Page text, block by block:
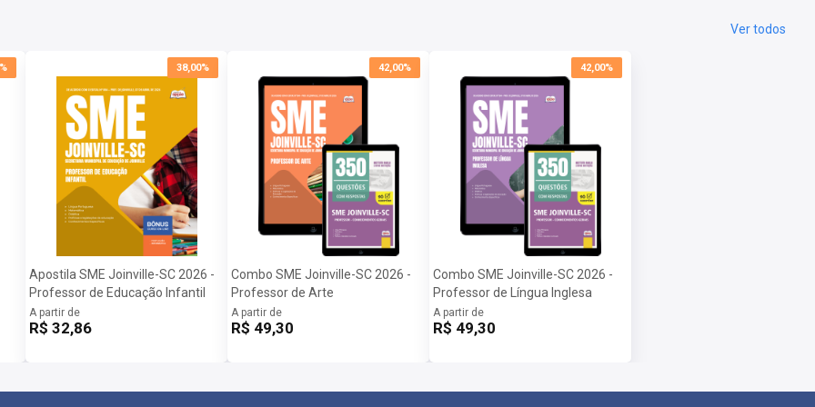
de recursos didáticos, comprometidos com a
sua preparação.
e temos um compromisso sólido em democratizar o
tecnologia para transformar vidas, e estamos aqui
uma metodologia inovadora e eficiente,
para alcançar seu objetivo de aprovação.
de Joinville-SC 2026:
Ver todos
38,00%
Apostila SME Joinville-SC 2026 -
Professor de Educação Infantil
A partir de
R$ 32,86
42,00%
Combo SME Joinville-SC 2026 -
Professor de Arte
A partir de
R$ 49,30
42,00%
Combo SME Joinville-SC 2026 -
Professor de Língua Inglesa
A partir de
R$ 49,30